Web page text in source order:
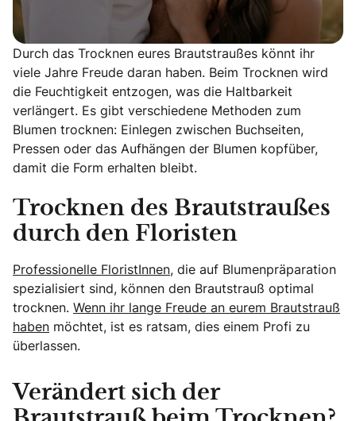
Durch das Trocknen eures Brautstraußes könnt ihr
viele Jahre Freude daran haben. Beim Trocknen wird
die Feuchtigkeit entzogen, was die Haltbarkeit
verlängert. Es gibt verschiedene Methoden zum
Blumen trocknen: Einlegen zwischen Buchseiten,
Pressen oder das Aufhängen der Blumen kopfüber,
damit die Form erhalten bleibt.
Trocknen des Brautstraußes
durch den Floristen
Professionelle FloristInnen, die auf Blumenpräparation
spezialisiert sind, können den Brautstrauß optimal
trocknen. Wenn ihr lange Freude an eurem Brautstrauß
haben möchtet, ist es ratsam, dies einem Profi zu
überlassen.
Verändert sich der